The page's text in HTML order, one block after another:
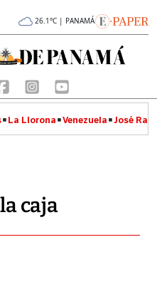
26.1°C | PANAMÁ
La Llorona Venezuela José
caja